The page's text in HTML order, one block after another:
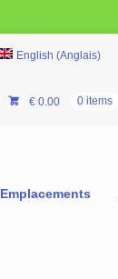
English (Anglais)
€0.00 0 items
Emplacements